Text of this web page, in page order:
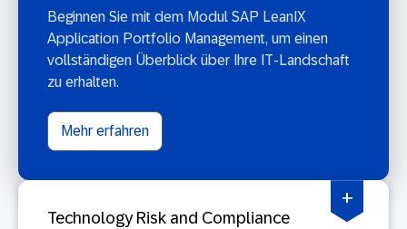
Beginnen Sie mit dem Modul SAP LeanIX
Application Portfolio Management, um einen
vollständigen Überblick über Ihre IT-Landschaft
zu erhalten.
Mehr erfahren
+
Technology Risk and Compliance